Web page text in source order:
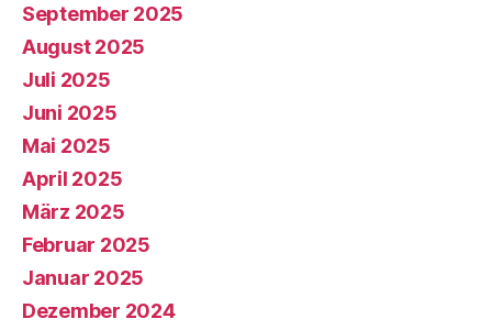
September 2025
August 2025
Juli 2025
Juni 2025
Mai 2025
April 2025
März 2025
Februar 2025
Januar 2025
Dezember 2024